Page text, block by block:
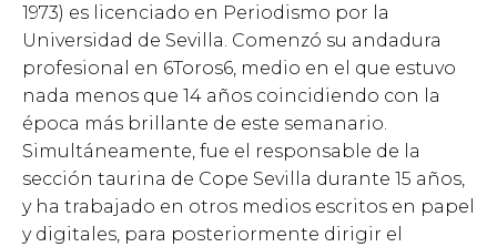
1973) es licenciado en Periodismo por la
Universidad de Sevilla. Comenzó su andadura
profesional en 6Toros6, medio en el que estuvo
nada menos que 14 años coincidiendo con la
época más brillante de este semanario.
Simultáneamente, fue el responsable de la
sección taurina de Cope Sevilla durante 15 años,
y ha trabajado en otros medios escritos en papel
y digitales, para posteriormente dirigir el